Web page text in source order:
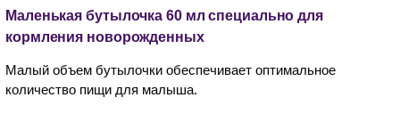
Маленькая бутылочка 60 мл специально для
кормления новорожденных
Малый объем бутылочки обеспечивает оптимальное
количество пищи для малыша.